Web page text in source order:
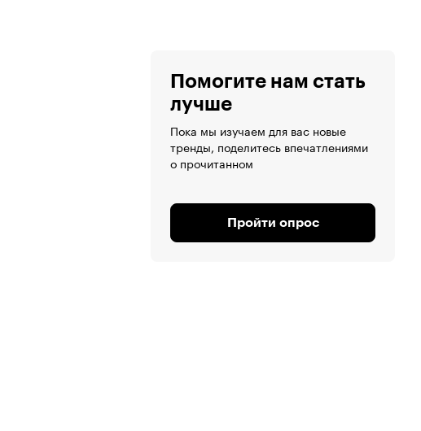
Помогите нам стать
лучше
Пока мы изучаем для вас новые
тренды, поделитесь впечатлениями
о прочитанном
Пройти опрос